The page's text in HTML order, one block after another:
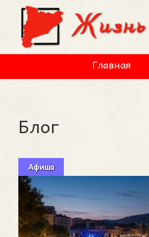
Перейти к основному содержанию
Главная
Блог
Афиша